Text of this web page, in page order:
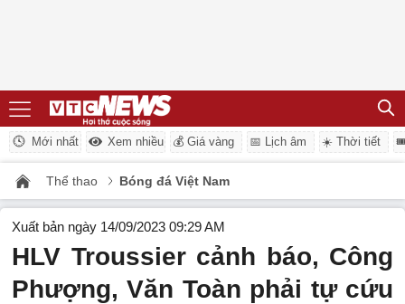
Mới nhất Xem nhiều 💰 Giá vàng 📅 Lịch âm ☀️ Thời tiết
Thể thao Bóng đá Việt Nam
Xuất bản ngày 14/09/2023 09:29 AM
HLV Troussier cảnh báo, Công
Phượng, Văn Toàn phải tự cứu